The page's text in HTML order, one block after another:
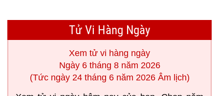
Tử Vi Hàng Ngày
Xem tử vi hàng ngày
Ngày 6 tháng 8 năm 2026
(Tức ngày 24 tháng 6 năm 2026 Âm lịch)